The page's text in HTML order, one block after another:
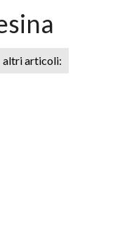
altri articoli: